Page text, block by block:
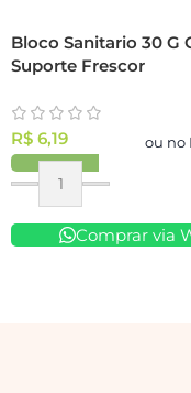
Bloco Sanitario 30 G
Suporte Frescor
R$ 6,19 ou no
Comprar via